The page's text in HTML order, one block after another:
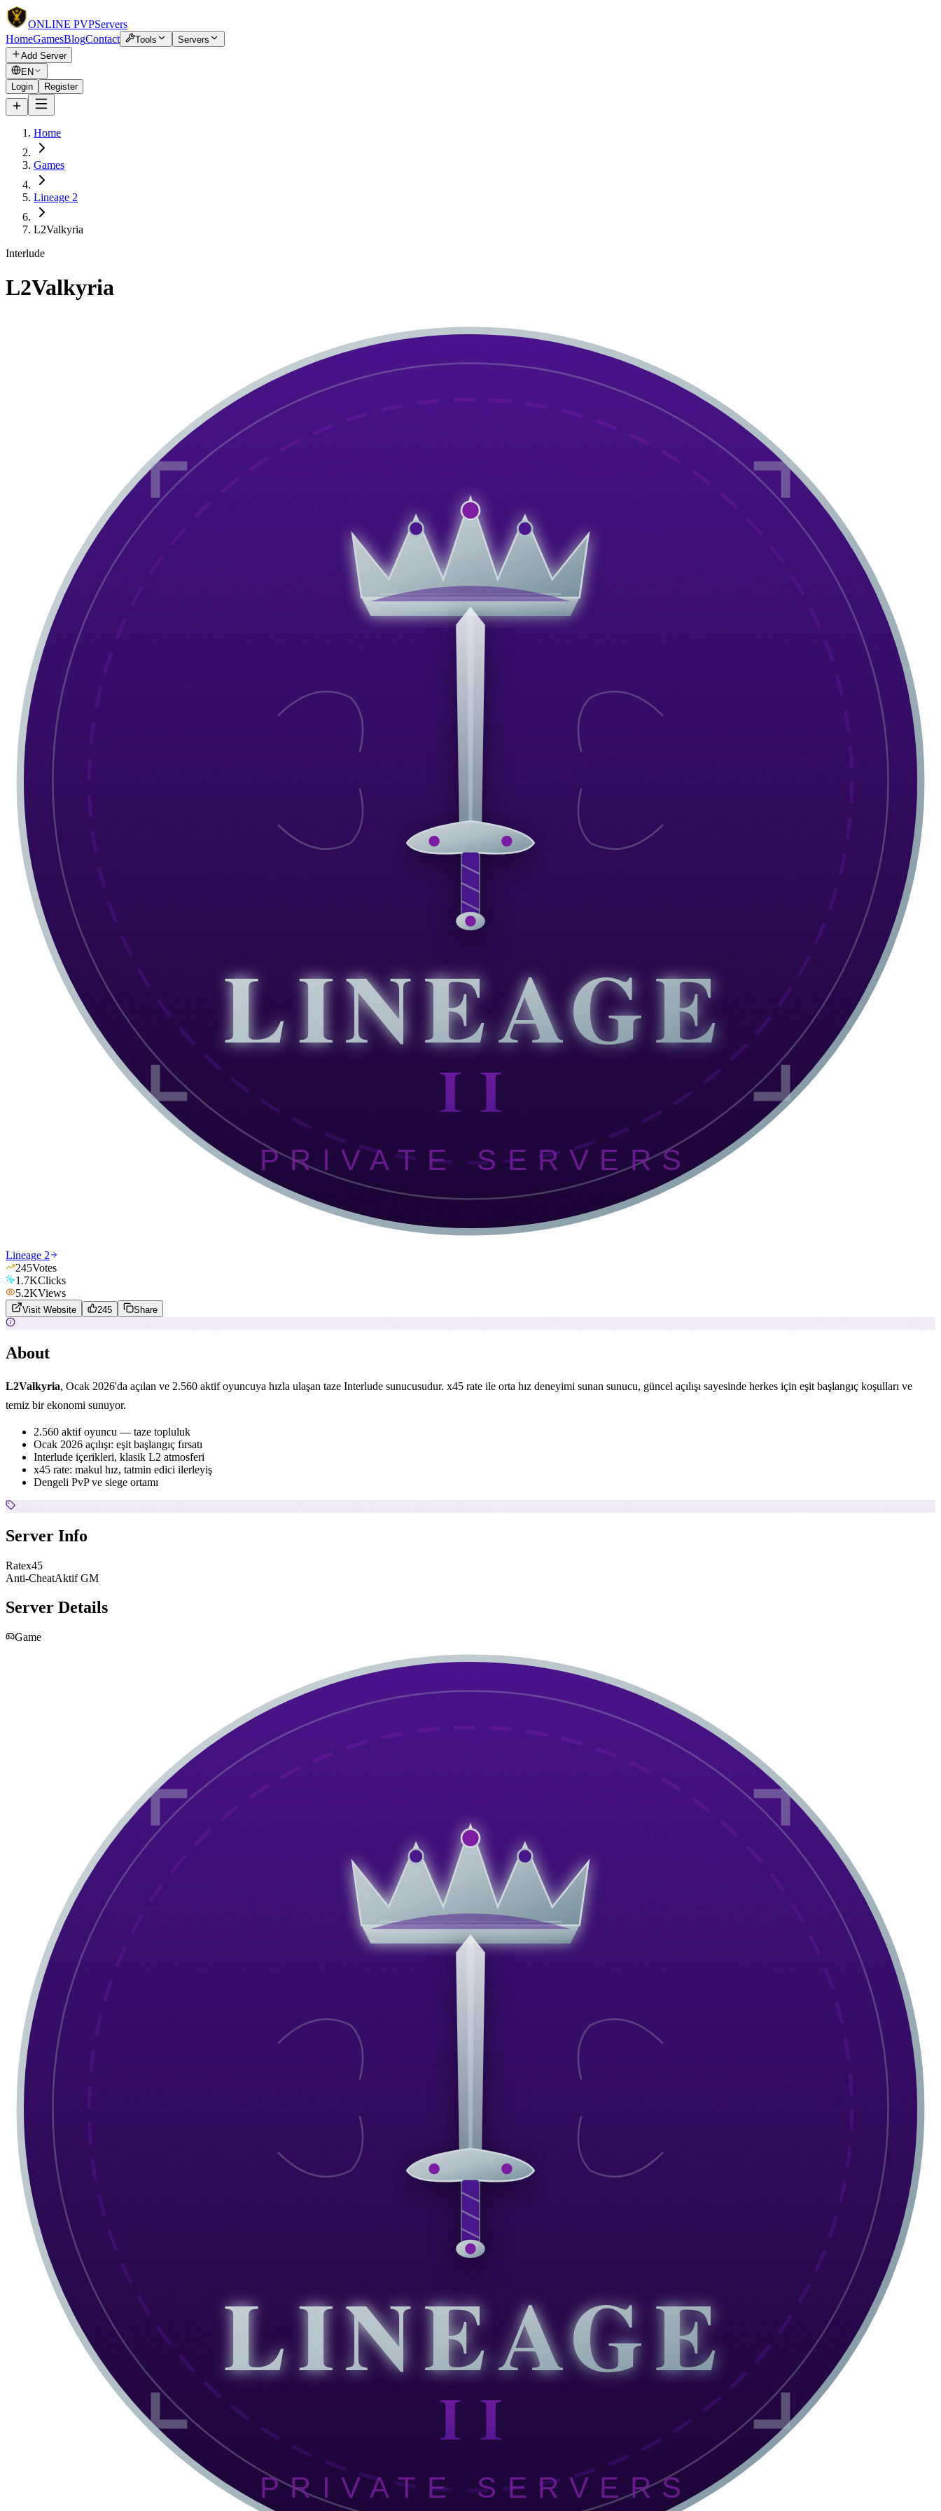
ONLINE PVPServers
HomeGamesBlogContact Tools
Servers
Add Server
EN
Login
Register
Home
Games
Lineage 2
L2Valkyria
Interlude
L2Valkyria
Lineage 2
245Votes
1.7KClicks
5.2KViews
Visit Website 245 Share
About
L2Valkyria, Ocak 2026'da açılan ve 2.560 aktif oyuncuya hızla ulaşan taze Interlude sunucusudur. x45 rate ile orta hız deneyimi sunan sunucu, güncel açılışı sayesinde herkes için eşit başlangıç koşulları ve
temiz bir ekonomi sunuyor.
2.560 aktif oyuncu — taze topluluk
Ocak 2026 açılışı: eşit başlangıç fırsatı
Interlude içerikleri, klasik L2 atmosferi
x45 rate: makul hız, tatmin edici ilerleyiş
Dengeli PvP ve siege ortamı
Server Info
Ratex45
Anti-CheatAktif GM
Server Details
Game